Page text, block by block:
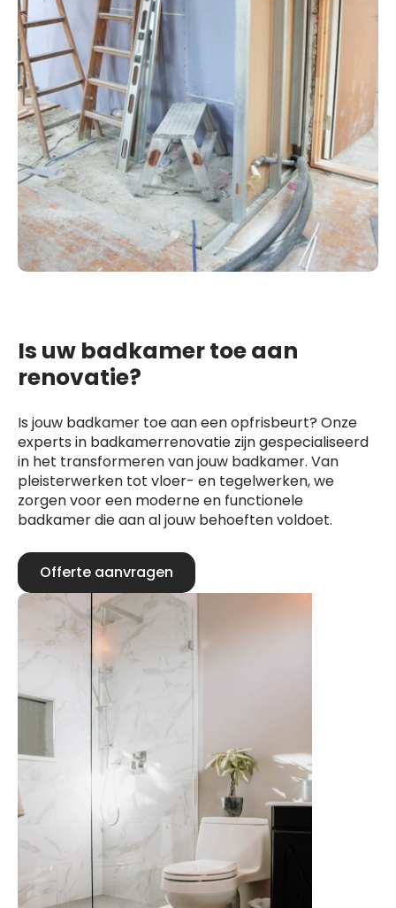
Is uw badkamer toe aan
renovatie?
Is jouw badkamer toe aan een opfrisbeurt? Onze
experts in badkamerrenovatie zijn gespecialiseerd
in het transformeren van jouw badkamer. Van
pleisterwerken tot vloer- en tegelwerken, we
zorgen voor een moderne en functionele
badkamer die aan al jouw behoeften voldoet.
Offerte aanvragen